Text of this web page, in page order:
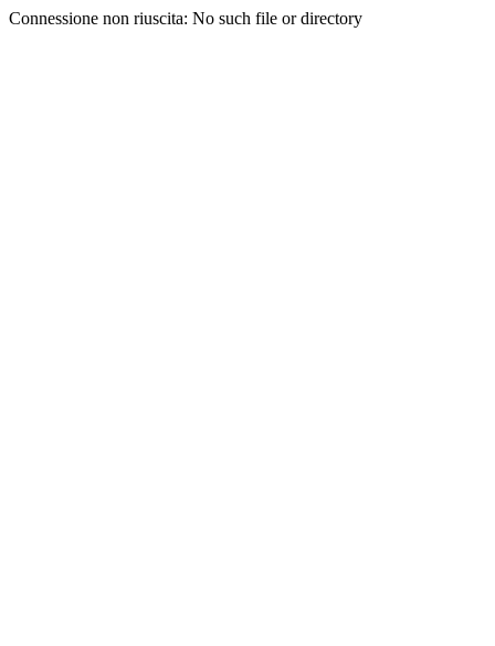
Connessione non riuscita: No such file or directory